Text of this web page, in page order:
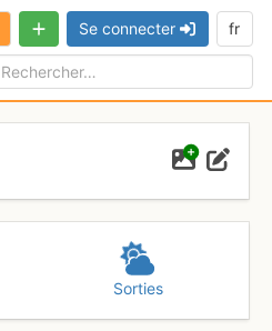
Se connecter fr
Sorties